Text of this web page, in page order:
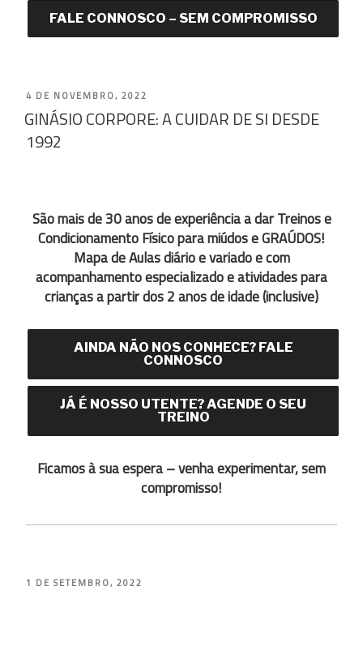
FALE CONNOSCO – SEM COMPROMISSO
PUBLICADO
EM
4 DE NOVEMBRO, 2022
GINÁSIO CORPORE: A CUIDAR DE SI DESDE
1992
São mais de 30 anos de experiência a dar Treinos e
Condicionamento Físico para miúdos e GRAÚDOS!
Mapa de Aulas diário e variado e com
acompanhamento especializado e atividades para
crianças a partir dos 2 anos de idade (inclusive)
AINDA NÃO NOS CONHECE? FALE
CONNOSCO
JÁ É NOSSO UTENTE? AGENDE O SEU
TREINO
Ficamos à sua espera – venha experimentar, sem
compromisso!
PUBLICADO
1 DE SETEMBRO, 2022